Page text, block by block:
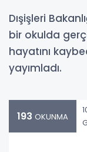
Dışişleri
bir okulda
hayatını
yayımladı.
193 OKUNMA